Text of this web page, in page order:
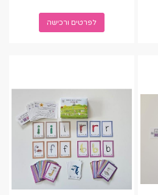
לפרטים ורכישה